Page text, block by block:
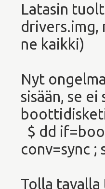
Latasin
ne kaikki)
Nyt
sisään, se
$ dd
conv=sync ;
Tolla